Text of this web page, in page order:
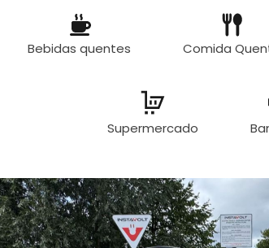
Bebidas quentes Comida
Supermercado